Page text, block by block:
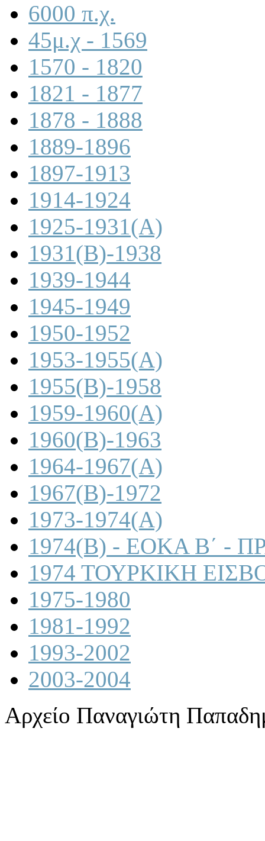
6000 π.χ.
45μ.χ - 1569
1570 - 1820
1821 - 1877
1878 - 1888
1889-1896
1897-1913
1914-1924
1925-1931(A)
1931(B)-1938
1939-1944
1945-1949
1950-1952
1953-1955(A)
1955(B)-1958
1959-1960(A)
1960(B)-1963
1964-1967(A)
1967(B)-1972
1973-1974(A)
1974(B) - ΕΟΚΑ Β΄ -
1974 ΤΟΥΡΚΙΚΗ
1975-1980
1981-1992
1993-2002
2003-2004
Αρχείο Παναγιώτη